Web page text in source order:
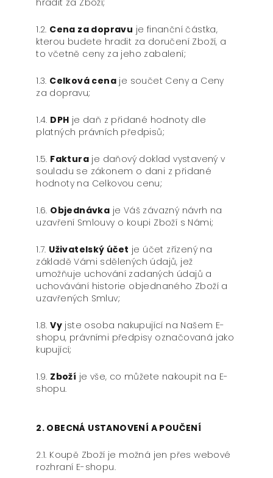
hradit za Zboží;
1.2. Cena za dopravu je finanční částka,
kterou budete hradit za doručení Zboží, a
to včetně ceny za jeho zabalení;
1.3. Celková cena je součet Ceny a Ceny
za dopravu;
1.4. DPH je daň z přidané hodnoty dle
platných právních předpisů;
1.5. Faktura je daňový doklad vystavený v
souladu se zákonem o dani z přidané
hodnoty na Celkovou cenu;
1.6. Objednávka je Váš závazný návrh na
uzavření Smlouvy o koupi Zboží s Námi;
1.7. Uživatelský účet je účet zřízený na
základě Vámi sdělených údajů, jež
umožňuje uchování zadaných údajů a
uchovávání historie objednaného Zboží a
uzavřených Smluv;
1.8.Vy jste osoba nakupující na Našem E-
shopu, právními předpisy označovaná jako
kupující;
1.9. Zboží je vše, co můžete nakoupit na E-
shopu.
2. OBECNÁ USTANOVENÍ A POUČENÍ
2.1. Koupě Zboží je možná jen přes webové
rozhraní E-shopu.